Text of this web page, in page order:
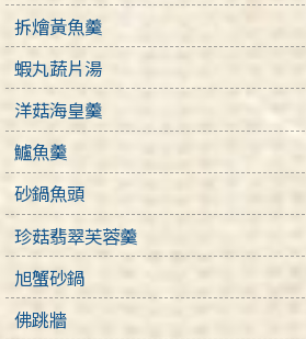
拆燴黃魚羹
蝦丸蔬片湯
洋菇海皇羹
鱸魚羹
砂鍋魚頭
珍菇翡翠芙蓉羹
旭蟹砂鍋
佛跳牆